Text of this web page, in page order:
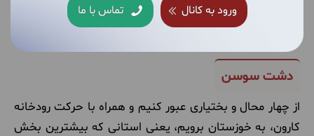
ورود به کانال تماس با ما
داشتن امکانات کمپ، تفریحات آبی جذابی هم ارائه می‌دهد
که می‌توانید از آن‌ها لذت ببرید.
دشت سوسن
از چهار محال و بختیاری عبور کنیم و همراه با حرکت رودخانه
کارون، به خوزستان برویم، یعنی استانی که بیشترین بخش